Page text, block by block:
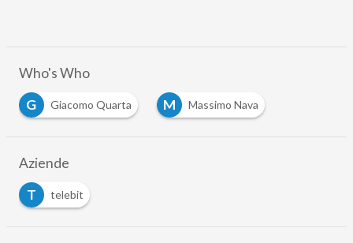
Who's Who
G
Giacomo Quarta M Massimo Nava
Aziende
T
telebit